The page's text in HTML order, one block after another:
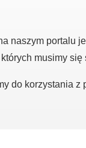
naszym portalu
musimy się
do korzystania z